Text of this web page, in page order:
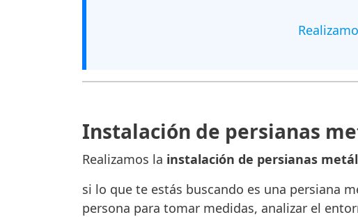
Instalación de persianas
Realizamos la instalación de persianas
si lo que te estás buscando es una persiana
persona para tomar medidas, analizar el